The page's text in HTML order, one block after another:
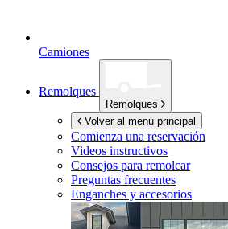
Camiones
Remolques
Remolques
Volver al menú principal
Comienza una reservación
Videos instructivos
Consejos para remolcar
Preguntas frecuentes
Enganches y accesorios